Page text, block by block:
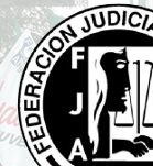
Saltar
contenido